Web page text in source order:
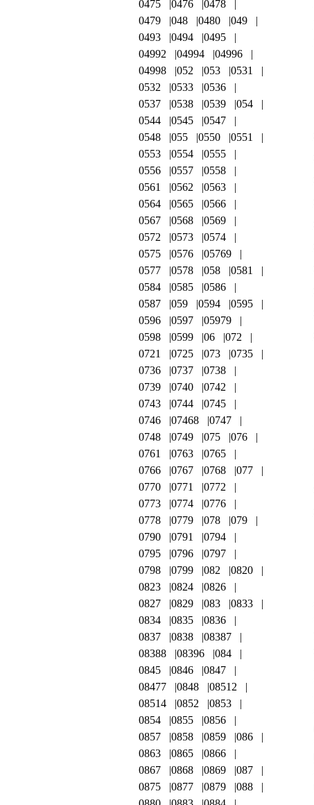
0475 0476
0478
0479
048 0480
049
0493
0494
0495
04992
04994
04996
04998
052 053
0531
0532
0533
0536
0537
0538 0539
054
0544
0545
0547
0548
055 0550
0551
0553
0554
0555
0556
0557
0558
0561
0562
0563
0564
0565
0566
0567
0568
0569
0572
0573
0574
0575
0576
05769
0577
0578 058
0581
0584
0585
0586
0587
059 0594
0595
0596
0597
05979
0598
0599 06
072
0721
0725 073
0735
0736
0737
0738
0739
0740
0742
0743
0744
0745
0746
07468
0747
0748
0749 075
076
0761
0763
0765
0766
0767 0768
077
0770
0771
0772
0773
0774
0776
0778
0779 078
079
0790
0791
0794
0795
0796
0797
0798
0799 082
0820
0823
0824
0826
0827
0829 083
0833
0834
0835
0836
0837
0838
08387
08388
08396
084
0845
0846
0847
08477
0848
08512
08514
0852
0853
0854
0855
0856
0857
0858 0859
086
0863
0865
0866
0867
0868 0869
087
0875
0877 0879
088